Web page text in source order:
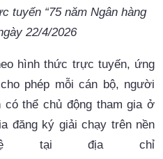
tuyến “75 năm Ngân hàng
22/4/2026
hình thức trực tuyến, ứng
phép mỗi cán bộ, người
có thể chủ động tham gia ở
đăng ký giải chạy trên nền
tại địa chỉ